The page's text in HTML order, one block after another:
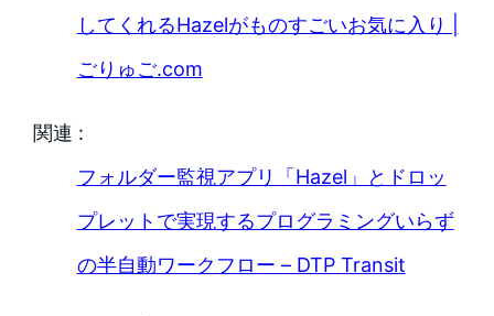
してくれるHazelがものすごいお気に入り |
ごりゅご.com
関連 :
フォルダー監視アプリ「Hazel」とドロッ
プレットで実現するプログラミングいらず
の半自動ワークフロー – DTP Transit